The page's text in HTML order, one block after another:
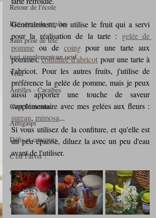
Retour de l'école
Riz, semoule et pâtes
Sans prise de tête
tout simplement un oeuf
Veau
Antilles - Caraïbes
C'est l'automne
Antigaspi
Défis et concours
C'est l'hiver !
Conserves à l'huile
Conserves au vinaigre
C'est l'été !
Généralement, on utilise le fruit qui a servi
pour la réalisation de la tarte : gelée de
pomme ou de coing pour une tarte aux
pommes, confiture d'abricot pour une tarte à
l'abricot. Pour les autres fruits, j'utilise de
préférence la gelée de pomme, mais je peux
aussi apporter une touche de saveur
sureau, mimosa...
Si vous utilisez de la confiture, et qu'elle est
un peu épaisse, diluez la avec un peu d'eau
avant de l'utiliser.